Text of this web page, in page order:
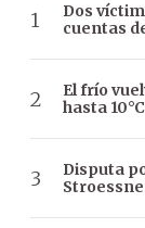
Dos
cuentas
El frío
hasta
Disputa